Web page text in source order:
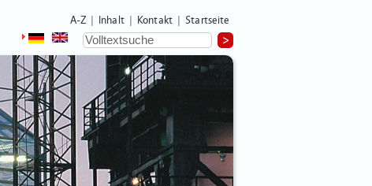
A-Z Inhalt Kontakt Startseite